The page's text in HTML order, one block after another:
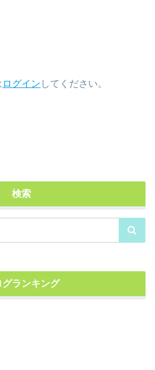
ログイン してください。
検索
グランキング